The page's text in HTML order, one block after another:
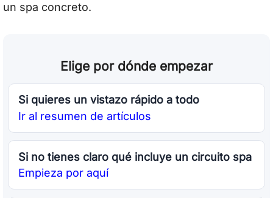
un spa concreto.
Elige por dónde empezar
Si quieres un vistazo rápido a todo
Ir al resumen de artículos
Si no tienes claro qué incluye un circuito spa
Empieza por aquí